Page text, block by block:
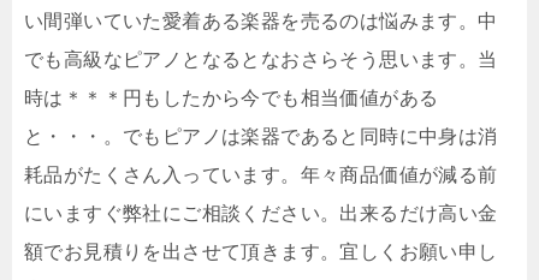
い間弾いていた愛着ある楽器を売るのは悩みます。中
でも高級なピアノとなるとなおさらそう思います。当
時は＊＊＊円もしたから今でも相当価値がある
と・・・。でもピアノは楽器であると同時に中身は消
耗品がたくさん入っています。年々商品価値が減る前
にいますぐ弊社にご相談ください。出来るだけ高い金
額でお見積りを出させて頂きます。宜しくお願い申し